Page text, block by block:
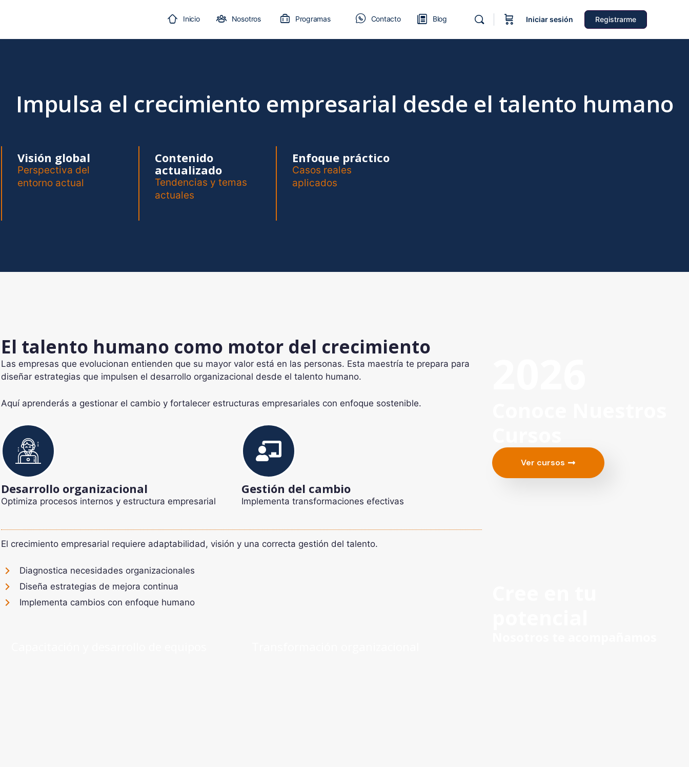
Inicio Nosotros Programas Contacto Blog Iniciar sesión Registrarme
Impulsa el crecimiento empresarial desde el talento humano
Visión global
Perspectiva del
entorno actual
Contenido
actualizado
Tendencias y temas
actuales
Enfoque práctico
Casos reales
aplicados
El talento humano como motor del crecimiento
Las empresas que evolucionan entienden que su mayor valor está en las personas. Esta maestría te prepara para
diseñar estrategias que impulsen el desarrollo organizacional desde el talento humano.
Aquí aprenderás a gestionar el cambio y fortalecer estructuras empresariales con enfoque sostenible.
Desarrollo organizacional
Optimiza procesos internos y estructura empresarial
Gestión del cambio
Implementa transformaciones efectivas
El crecimiento empresarial requiere adaptabilidad, visión y una correcta gestión del talento.
Diagnostica necesidades organizacionales
Diseña estrategias de mejora continua
Implementa cambios con enfoque humano
Ver cursos